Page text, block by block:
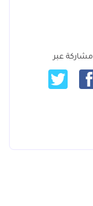
مشاركة عبر